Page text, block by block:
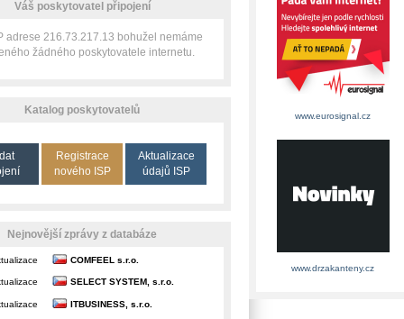
Váš poskytovatel připojení
adrese 216.73.217.13 bohužel nemáme
žádného poskytovatele internetu.
Katalog poskytovatelů
Registrace
nového ISP
Aktualizace
údajů ISP
Nejnovější zprávy z databáze
COMFEEL s.r.o.
SELECT SYSTEM, s.r.o.
ITBUSINESS, s.r.o.
www.eurosignal.cz
www.drzakanteny.cz